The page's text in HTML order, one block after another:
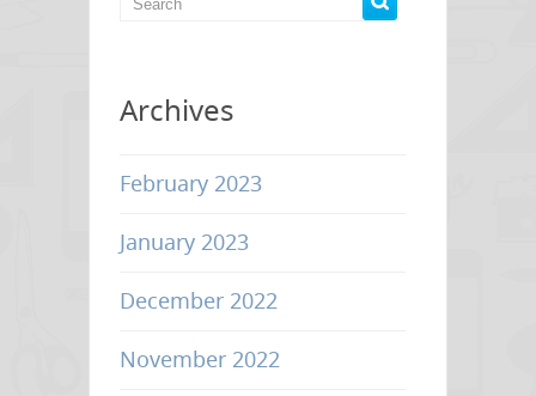
ตัด
Archives
February 2023
January 2023
December 2022
November 2022